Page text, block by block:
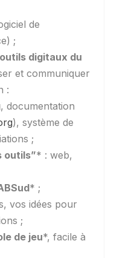
de
;
digitaux du
et communiquer
:
, documentation
), système de
;
outils”* : web,
* ;
vos idées pour
;
de jeu*, facile à